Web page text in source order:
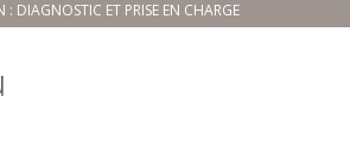
DIAGNOSTIC ET PRISE EN CHARGE